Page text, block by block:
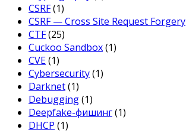
CSRF(1)
CSRF — Cross Site Request Forgery
CTF(25)
Cuckoo Sandbox(1)
CVE(1)
Cybersecurity(1)
Darknet(1)
Debugging(1)
Deepfake-фишинг(1)
DHCP (1)